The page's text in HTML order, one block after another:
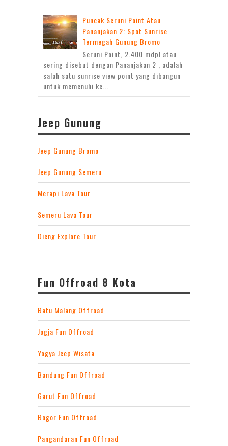
Puncak Seruni Point Atau
Pananjakan 2: Spot Sunrise
Termegah Gunung Bromo
Seruni Point, 2.400 mdpl atau
sering disebut dengan Pananjakan 2 , adalah
salah satu sunrise view point yang dibangun
untuk memenuhi ke...
Jeep Gunung
Jeep Gunung Bromo
Jeep Gunung Semeru
Merapi Lava Tour
Semeru Lava Tour
Dieng Explore Tour
Fun Offroad 8 Kota
Batu Malang Offroad
Jogja Fun Offroad
Yogya Jeep Wisata
Bandung Fun Offroad
Garut Fun Offroad
Bogor Fun Offroad
Pangandaran Fun Offroad